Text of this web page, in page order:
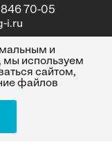
846 70-05
i.ru
и
мы используем
сайтом,
файлов